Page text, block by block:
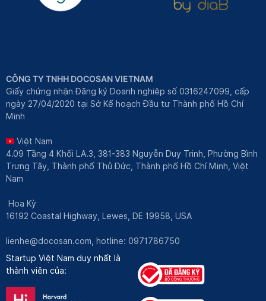
CÔNG TY TNHH DOCOSAN VIETNAM
Giấy chứng nhận Đăng ký Doanh nghiệp số 0316247099, cấp
ngày 27/04/2020 tại Sở Kế hoạch Đầu tư Thành phố Hồ Chí
Minh
Việt Nam
4.09 Tầng 4 Khối LA.3, 381-383 Nguyễn Duy Trinh, Phường Bình
Trưng Tây, Thành phố Thủ Đức, Thành phố Hồ Chí Minh, Việt
Nam
Hoa Kỳ
16192 Coastal Highway, Lewes, DE 19958, USA
lienhe@docosan.com , hotline: 0971786750
Startup Việt Nam duy nhất là
thành viên của: